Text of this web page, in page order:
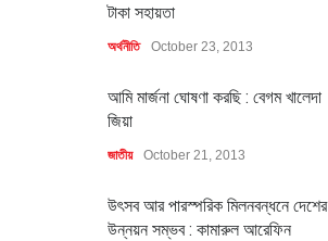
টাকা সহায়তা
অর্থনীতি October 23, 2013
আমি মার্জনা ঘোষণা করছি : বেগম খালেদা
জিয়া
জাতীয় October 21, 2013
উৎসব আর পারস্পরিক মিলনবন্ধনে দেশের
উন্নয়ন সম্ভব : কামারুল আরেফিন